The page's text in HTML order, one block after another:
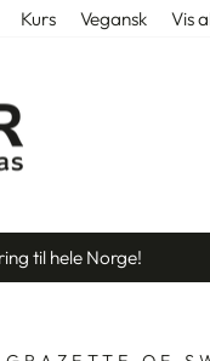
Kurs Vegansk Vis
til hele Norge!